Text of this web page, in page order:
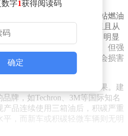
景：长期使用非正规加油站燃油
产生积碳；行驶超4万公里且从
耗异常升高5%-10%或动力明显
低燃油标号时的应急处理。但强
，长期使用低标号燃油仍会损害
有效成分含量直接决定效果。建
牌，如Techron、3M等国际知名
产品连续使用三箱油后，积碳严重
，而新车或积碳轻微车辆则无明
字1获得阅读码
确定